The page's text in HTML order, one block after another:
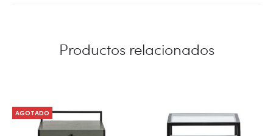
Productos relacionados
AGOTADO